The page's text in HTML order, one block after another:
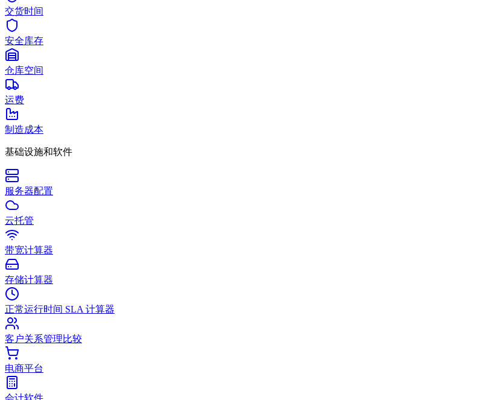
交货时间
安全库存
仓库空间
运费
制造成本
基础设施和软件
服务器配置
云托管
带宽计算器
存储计算器
正常运行时间 SLA 计算器
客户关系管理比较
电商平台
会计软件